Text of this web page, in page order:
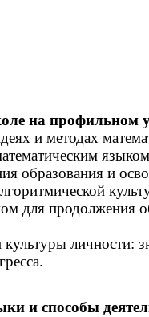
на профильном
и методах
образования и
для продолжения
культуры личности:
способы